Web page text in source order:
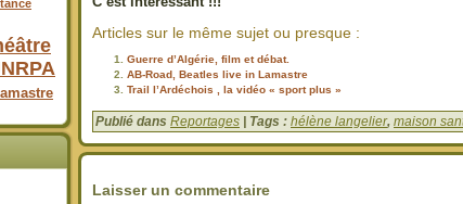
Articles sur le même sujet ou presque :
Guerre d’Algérie, film et débat.
AB-Road, Beatles live in Lamastre
Trail l’Ardéchois , la vidéo « sport plus »
Publié dans Reportages | Tags : hélène langelier, maison
Laisser un commentaire